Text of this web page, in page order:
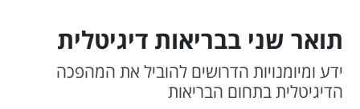
תואר שני בבריאות דיגיטלית
ידע ומיומנויות הדרושים להוביל את המהפכה
הדיגיטלית בתחום הבריאות